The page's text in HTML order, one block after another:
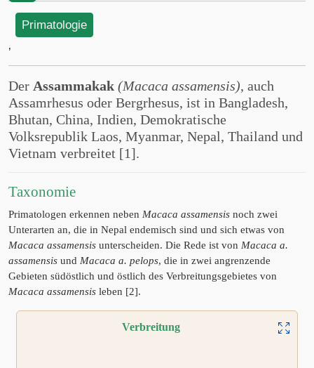
Primatologie
‚
Der Assammakak (Macaca assamensis), auch
Assamrhesus oder Bergrhesus, ist in Bangladesh,
Bhutan, China, Indien, Demokratische
Volksrepublik Laos, Myanmar, Nepal, Thailand und
Vietnam verbreitet [1].
Taxonomie
Primatologen erkennen neben Macaca assamensis noch zwei
Unterarten an, die in Nepal endemisch sind und sich etwas von
Macaca assamensis unterscheiden. Die Rede ist von Macaca a.
assamensis und Macaca a. pelops, die in zwei angrenzende
Gebieten südöstlich und östlich des Verbreitungsgebietes von
Macaca assamensis leben [2].
Verbreitung